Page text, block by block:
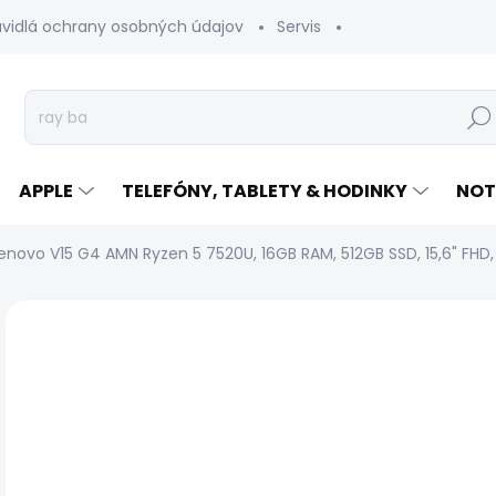
ochrany osobných údajov Servis
Hľadať
APPLE TELEFÓNY, TABLETY & HODINKY
V15 G4 AMN Ryzen 5 7520U, 16GB RAM, 512GB SSD, 15,6"